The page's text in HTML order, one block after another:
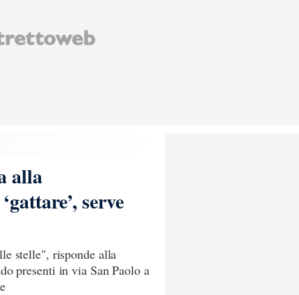
alla
serve
stelle", risponde alla
presenti in via San Paolo a